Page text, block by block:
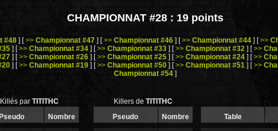
CHAMPIONNAT #28 : 19 points
#48 ] [>> Championnat #47 ] [>> Championnat #46 ] [>> Championnat #44 ] [>>
] [>> Championnat #34] [>> Championnat #33] [>> Championnat #32] [>>
] [>> Championnat #26] [>> Championnat #25] [>> Championnat #24] [>>
] [>> Championnat #19] [>> Championnat #50] [>> Championnat #51] [>>
Championnat #54 ]
Killés par TITITHC
Pseudo
Nombre
Killers de TITITHC
Pseudo
Nombre Table